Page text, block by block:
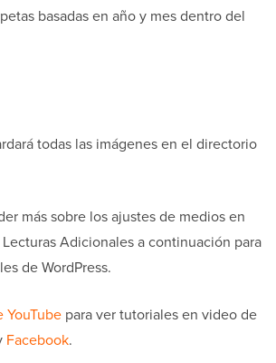
basadas en año y mes dentro del
todas las imágenes en el directorio
más sobre los ajustes de medios en
Adicionales a continuación para
de WordPress.
YouTube para ver tutoriales en video de
Facebook.